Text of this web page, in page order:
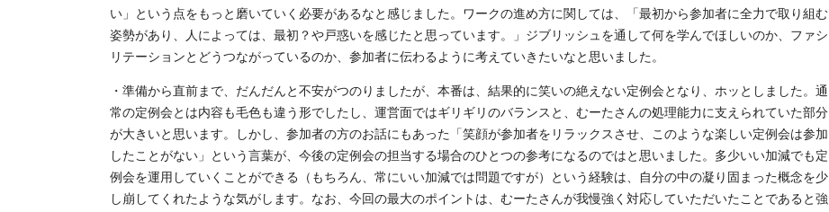
い」という点をもっと磨いていく必要があるなと感じました。ワークの進め方に関しては、「最初から参加者に全力で取り組む
姿勢があり、人によっては、最初？や戸惑いを感じたと思っています。」ジブリッシュを通して何を学んでほしいのか、ファシ
リテーションとどうつながっているのか、参加者に伝わるように考えていきたいなと思いました。
・準備から直前まで、だんだんと不安がつのりましたが、本番は、結果的に笑いの絶えない定例会となり、ホッとしました。通
常の定例会とは内容も毛色も違う形でしたし、運営面ではギリギリのバランスと、むーたさんの処理能力に支えられていた部分
が大きいと思います。しかし、参加者の方のお話にもあった「笑顔が参加者をリラックスさせ、このような楽しい定例会は参加
したことがない」という言葉が、今後の定例会の担当する場合のひとつの参考になるのではと思いました。多少いい加減でも定
例会を運用していくことができる（もちろん、常にいい加減では問題ですが）という経験は、自分の中の凝り固まった概念を少
し崩してくれたような気がします。なお、今回の最大のポイントは、むーたさんが我慢強く対応していただいたことであると強